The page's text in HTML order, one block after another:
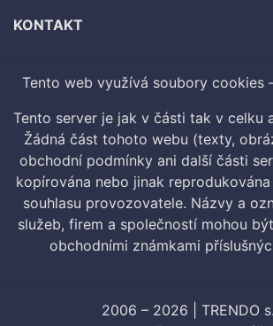
KONTAKT
Tento web využívá soubory cookies
Tento server je jak v části tak v celku
Žádná část tohoto webu (texty,
obchodní podmínky ani další části
kopírována nebo jinak
souhlasu provozovatele. Názvy a
služeb, firem a společností mohou
obchodními známkami
2006 – 2026 | TRENDO